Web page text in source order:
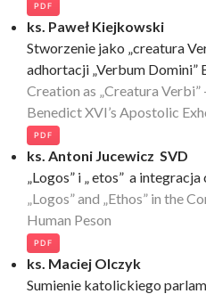
PDF
ks. Paweł Kiejkowski
Stworzenie jako „creatura
adhortacji „Verbum Domini”
Creation as „Creatura
Benedict XVI’s Apostolic
PDF
ks. Antoni Jucewicz SVD
„Logos” i „ etos” a
„Logos” and „Ethos” in the
Human Peson
PDF
ks. Maciej Olczyk
Sumienie katolickiego